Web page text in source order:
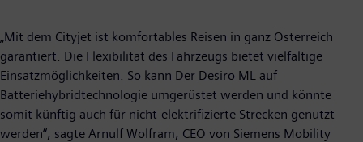
„Mit dem Cityjet ist komfortables Reisen in ganz Österreich
garantiert. Die Flexibilität des Fahrzeugs bietet vielfältige
Einsatzmöglichkeiten. So kann Der Desiro ML auf
Batteriehybridtechnologie umgerüstet werden und könnte
somit künftig auch für nicht-elektrifizierte Strecken genutzt
werden“, sagte Arnulf Wolfram, CEO von Siemens Mobility